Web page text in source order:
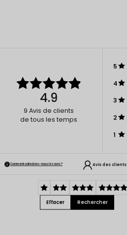
4.9
9 Avis de clients
de tous les temps
5
4
3
2
1
Comment collectons-nous les avis ? Avis des clients
Effacer Rechercher